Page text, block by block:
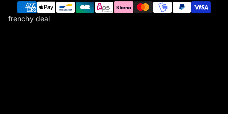
frenchy deal